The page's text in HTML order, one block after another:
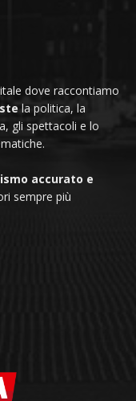
dove raccontiamo
la politica, la
gli spettacoli e lo
accurato e
sempre più